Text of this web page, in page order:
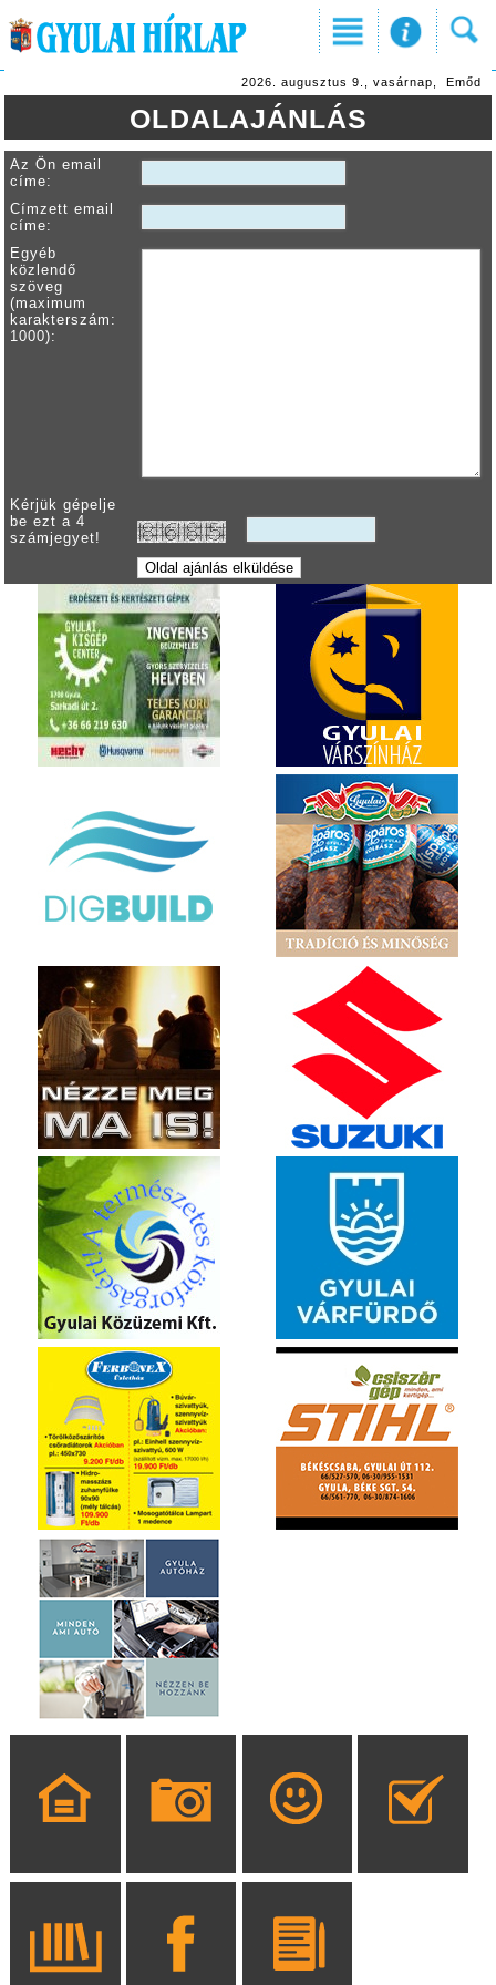
2026. augusztus 9., vasárnap, Emőd
OLDALAJÁNLÁS
Az Ön email
címe:
Címzett email
címe:
Egyéb
közlendő
szöveg
(maximum
karakterszám:
1000):
Kérjük gépelje
be ezt a 4
számjegyet!